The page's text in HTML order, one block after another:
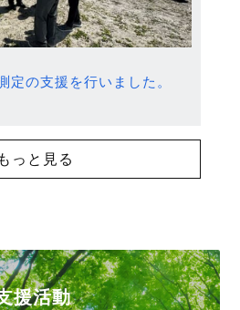
定の支援を行いました。
もっと見る
援活動